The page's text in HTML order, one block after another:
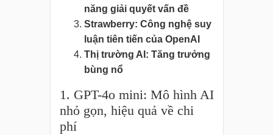
năng giải quyết vấn đề
Strawberry: Công nghệ suy
luận tiên tiến của OpenAI
Thị trường AI: Tăng trưởng
bùng nổ
1. GPT-4o mini: Mô hình AI
nhỏ gọn, hiệu quả về chi
phí